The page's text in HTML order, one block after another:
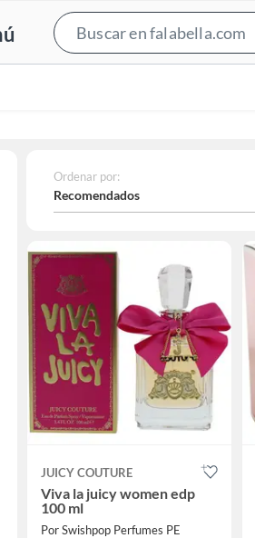
Ordenar por:
Recomendados
JUICY COUTURE
Viva la juicy women edp
100 ml
Por Swishpop Perfumes PE